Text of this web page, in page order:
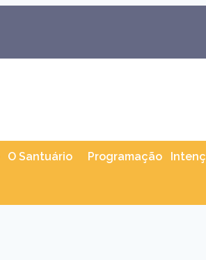
O Santuário Programação